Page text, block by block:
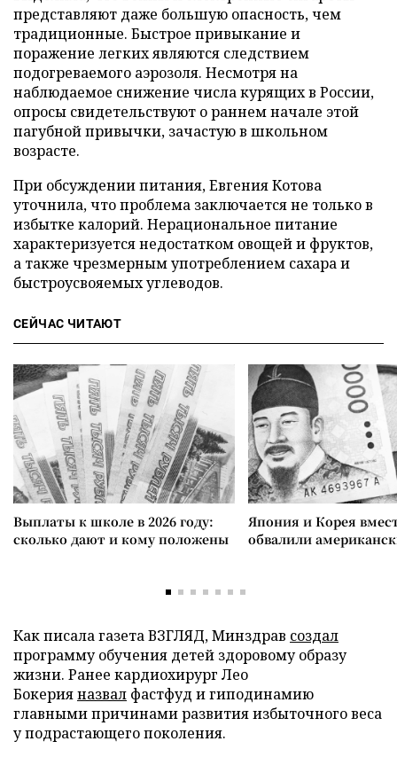
представляют даже большую опасность, чем
традиционные. Быстрое привыкание и
поражение легких являются следствием
подогреваемого аэрозоля. Несмотря на
наблюдаемое снижение числа курящих в России,
опросы свидетельствуют о раннем начале этой
пагубной привычки, зачастую в школьном
возрасте.
При обсуждении питания, Евгения Котова
уточнила, что проблема заключается не только в
избытке калорий. Нерациональное питание
характеризуется недостатком овощей и фруктов,
а также чрезмерным употреблением сахара и
быстроусвояемых углеводов.
СЕЙЧАС ЧИТАЮТ
Выплаты к школе в 2026 году:
сколько дают и кому положены
Япония и Корея
обвалили
Как писала газета ВЗГЛЯД, Минздрав создал
программу обучения детей здоровому образу
жизни. Ранее кардиохирург Лео
Бокерияназвал фастфуд и гиподинамию
главными причинами развития избыточного веса
у подрастающего поколения.